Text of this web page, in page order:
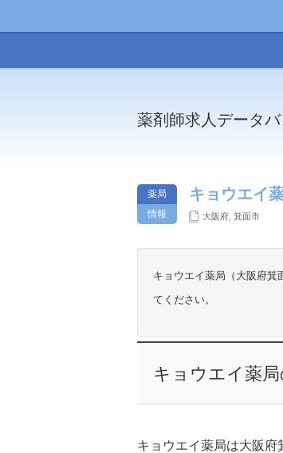
薬剤師求人データバ
薬局
情報
キョウエイ
大阪府 箕面市
キョウエイ薬局（大阪府箕
てください。
キョウエイ薬
キョウエイ薬局は大阪